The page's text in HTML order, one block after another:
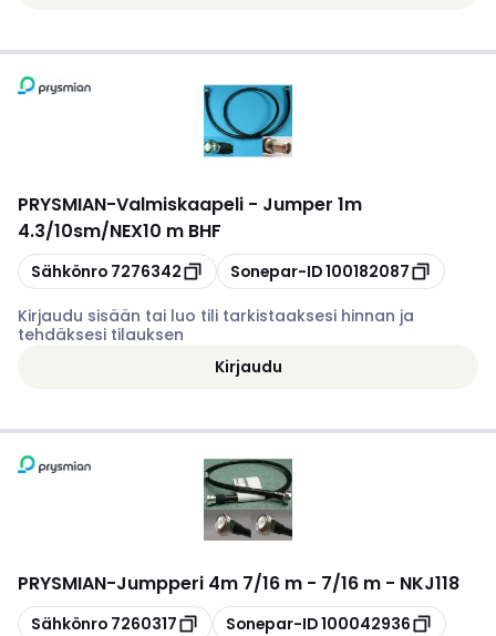
PRYSMIAN-Valmiskaapeli - Jumper 1m
4.3/10sm/NEX10 m BHF
Kopioi
Sähkönro 7276342 Kopioi
Sonepar-ID100182087
Kirjaudu sisään tai luo tili tarkistaaksesi hinnan ja
tehdäksesi tilauksen
Kirjaudu
PRYSMIAN-Jumpperi 4m 7/16 m - 7/16 m - NKJ118
Kopioi
Sähkönro 7260317 Kopioi
Sonepar-ID100042936